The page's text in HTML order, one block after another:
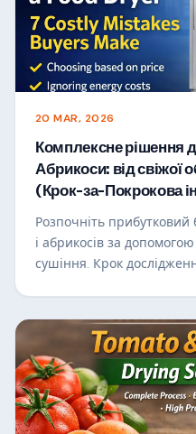
20 MAR, 2026
Комплексне рішення
Абрикоси: від свіжої
(Крок-за-Покрокова
Розпочніть прибутковий
і абрикосів за
сушіння. Крок